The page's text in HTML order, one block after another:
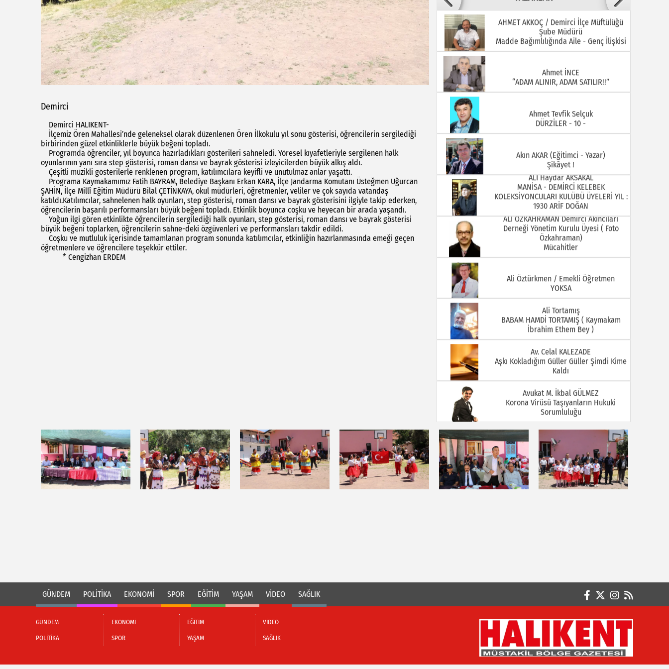
Demirci
Demirci HALIKENT-
İlçemiz Ören Mahallesi’nde geleneksel olarak düzenlenen Ören İlkokulu yıl sonu gösterisi, öğrencilerin sergilediği
birbirinden güzel etkinliklerle büyük beğeni topladı.
Programda öğrenciler, yıl boyunca hazırladıkları gösterileri sahneledi. Yöresel kıyafetleriyle sergilenen halk
oyunlarının yanı sıra step gösterisi, roman dansı ve bayrak gösterisi izleyicilerden büyük alkış aldı.
Çeşitli müzikli gösterilerle renklenen program, katılımcılara keyifli ve unutulmaz anlar yaşattı.
Programa Kaymakamımız Fatih BAYRAM, Belediye Başkanı Erkan KARA, İlçe Jandarma Komutanı Üsteğmen Uğurcan
ŞAHİN, İlçe Millî Eğitim Müdürü Bilal ÇETİNKAYA, okul müdürleri, öğretmenler, veliler ve çok sayıda vatandaş
katıldı.Katılımcılar, sahnelenen halk oyunları, step gösterisi, roman dansı ve bayrak gösterisini ilgiyle takip ederken,
öğrencilerin başarılı performansları büyük beğeni topladı. Etkinlik boyunca coşku ve heyecan bir arada yaşandı.
Yoğun ilgi gören etkinlikte öğrencilerin sergilediği halk oyunları, step gösterisi, roman dansı ve bayrak gösterisi
büyük beğeni toplarken, öğrencilerin sahne-deki özgüvenleri ve performansları takdir edildi.
Coşku ve mutluluk içerisinde tamamlanan program sonunda katılımcılar, etkinliğin hazırlanmasında emeği geçen
öğretmenlere ve öğrencilere teşekkür ettiler.
* Cengizhan ERDEM
22.07.2026 20.07.2026
15.07.2026
08.07.2026 06.07.2026
01.07.2026 29.06.2026
AHMET AKKOÇ / Demirci İlçe Müftülüğü
Şube Müdürü
Madde Bağımlılığında Aile - Genç İlişkisi
Ahmet İNCE
“ADAM ALINIR, ADAM SATILIR!!”
Ahmet Tevfik Selçuk
DÜRZİLER - 10 -
Akın AKAR (Eğitimci - Yazar)
Şikâyet !
ALİ Haydar AKSAKAL
MANİSA - DEMİRCİ KELEBEK
KOLEKSİYONCULARI KULÜBÜ ÜYELERİ YIL :
1930 ARİF DOĞAN
ALİ ÖZKAHRAMAN Demirci Akıncıları
Derneği Yönetim Kurulu Üyesi ( Foto
Özkahraman)
Mücahitler
Ali Öztürkmen / Emekli Öğretmen
YOKSA
Ali Tortamış
BABAM HAMDİ TORTAMIŞ ( Kaymakam
İbrahim Ethem Bey )
Av. Celal KALEZADE
Aşkı Kokladığım Güller Güller Şimdi Kime
Kaldı
Avukat M. İkbal GÜLMEZ
Korona Virüsü Taşıyanların Hukuki
Sorumluluğu
Avukat Sinan YEKREK
FARKINDA MISIN?
Ayten ERKUL
Burak GÖKSAL
İSTİKLÂLİN CAN ATAĞI : TÜRK BAYRAĞI
Büşra KARAGÖZ Serbest Muhasebeci /
Mali Müşavir
Paranın En Büyük Düşmanı Enflasyon
Değil, Ertelemektir
GÜNDEM POLİTİKA EKONOMİ SPOR EĞİTİM YAŞAM VİDEO SAĞLIK
GÜNDEM
POLİTİKA
EKONOMİ
SPOR
EĞİTİM
YAŞAM
VİDEO
SAĞLIK